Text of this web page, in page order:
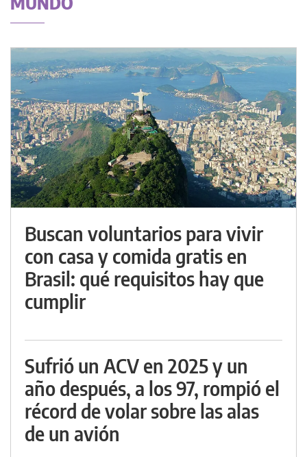
Buscan voluntarios para vivir
con casa y comida gratis en
Brasil: qué requisitos hay que
cumplir
Sufrió un ACV en 2025 y un
año después, a los 97, rompió el
récord de volar sobre las alas
de un avión